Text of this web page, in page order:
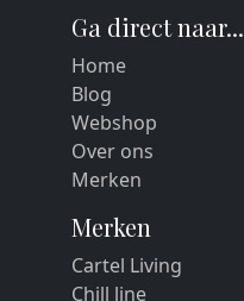
Ga direct naar...
Home
Blog
Webshop
Over ons
Merken
Merken
Cartel Living
Chill line